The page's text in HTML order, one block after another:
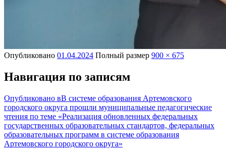
Опубликовано 01.04.2024 Полный размер 900 × 675
Навигация по записям
Опубликовано вВ системе образования Артемовского
городского округа прошли муниципальные педагогические
чтения по теме «Реализация обновленных федеральных
государственных образовательных стандартов, федеральных
образовательных программ в системе образования
Артемовского городского округа»